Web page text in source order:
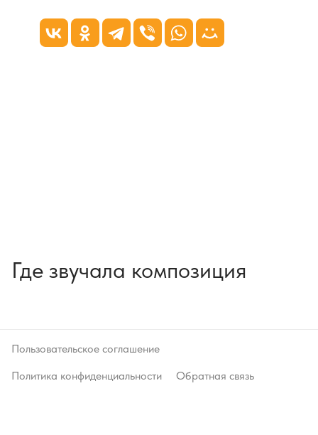
Где звучала композиция
Пользовательское соглашение
Политика конфиденциальности
Обратная связь